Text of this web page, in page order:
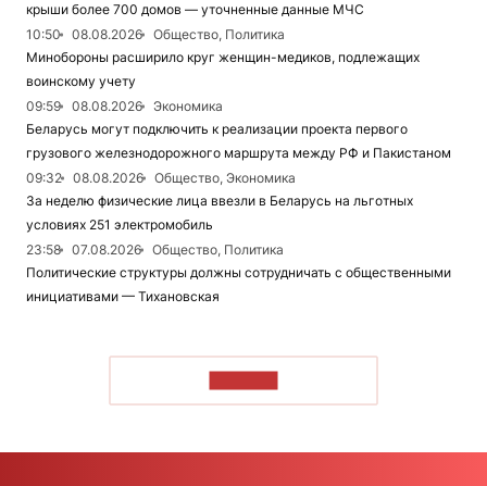
крыши более 700 домов — уточненные данные МЧС
10:50
08.08.2026
Общество, Политика
Минобороны расширило круг женщин-медиков, подлежащих
воинскому учету
09:59
08.08.2026
Экономика
Беларусь могут подключить к реализации проекта первого
грузового железнодорожного маршрута между РФ и Пакистаном
09:32
08.08.2026
Общество, Экономика
За неделю физические лица ввезли в Беларусь на льготных
условиях 251 электромобиль
23:58
07.08.2026
Общество, Политика
Политические структуры должны сотрудничать с общественными
инициативами — Тихановская